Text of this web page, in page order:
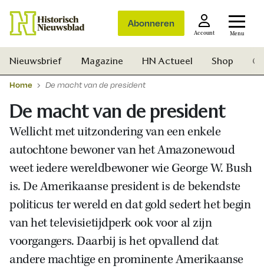
Abonneren
Account Menu
Zoek
Nieuwsbrief Magazine HN Actueel Shop
Home De macht van de president
De macht van de president
Wellicht met uitzondering van een enkele
autochtone bewoner van het Amazonewoud
weet iedere wereldbewoner wie George W. Bush
is. De Amerikaanse president is de bekendste
politicus ter wereld en dat gold sedert het begin
van het televisietijdperk ook voor al zijn
voorgangers. Daarbij is het opvallend dat
andere machtige en prominente Amerikaanse